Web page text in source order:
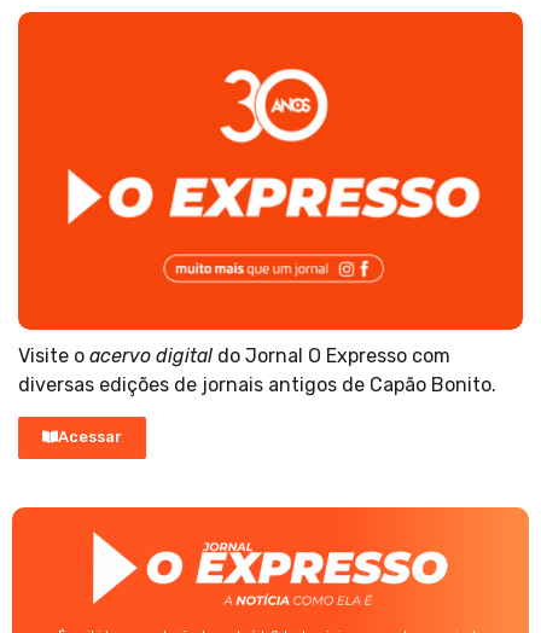
Visite o acervo digital do Jornal O Expresso com
diversas edições de jornais antigos de Capão Bonito.
Acessar